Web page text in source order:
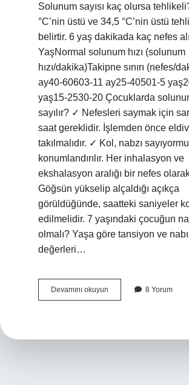
Solunum sayısı kaç olursa
°C’nin üstü ve 34,5 °C’nin üstü
belirtir. 6 yaş dakikada kaç nefes
YaşNormal solunum hızı (solunum
hızı/dakika)Takipne sınırı (nefes/
ay40-60603-11 ay25-40501-5
yaş15-2530-20 Çocuklarda
sayılır? ✓ Nefesleri saymak için
saat gereklidir. İşlemden önce
takılmalıdır. ✓ Kol, nabzı
konumlandırılır. Her inhalasyon ve
ekshalasyon aralığı bir nefes
Göğsün yükselip alçaldığı açıkça
görüldüğünde, saatteki saniyeler
edilmelidir. 7 yaşındaki çocuğun
olmalı? Yaşa göre tansiyon ve
değerleri…
Devamını okuyun
Yaşındaki
8 Yorum